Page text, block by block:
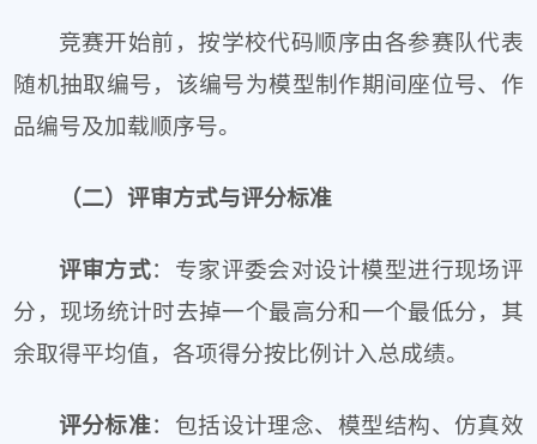
竞赛开始前，按学校代码顺序由各参赛队代表
随机抽取编号，该编号为模型制作期间座位号、作
品编号及加载顺序号。
（二）评审方式与评分标准
评审方式：专家评委会对设计模型进行现场评
分，现场统计时去掉一个最高分和一个最低分，其
余取得平均值，各项得分按比例计入总成绩。
评分标准：包括设计理念、模型结构、仿真效